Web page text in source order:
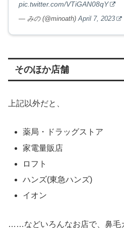
pic.twitter.com/VTiGAN08qY
— みの (@minoath)April 7, 2023
そのほか店舗
上記以外だと、
薬局・ドラッグストア
家電量販店
ロフト
ハンズ(東急ハンズ)
イオン
……などいろんなお店で、鼻毛